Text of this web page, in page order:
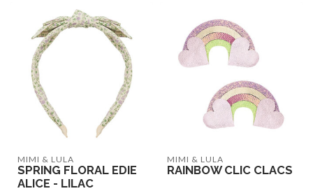
MIMI & LULA
SPRING FLORAL EDIE
ALICE - LILAC
MIMI & LULA
RAINBOW CLIC CLACS